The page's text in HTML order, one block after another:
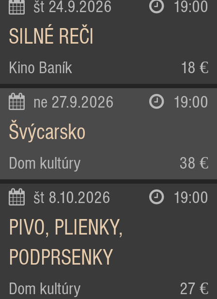
št 24.9.2026 19:00
SILNÉ REČI
Kino Baník 18 €
ne 27.9.2026 19:00
Švýcarsko
Dom kultúry 38 €
št 8.10.2026 19:00
PIVO, PLIENKY,
PODPRSENKY
Dom kultúry 27 €